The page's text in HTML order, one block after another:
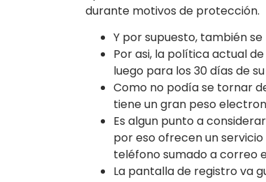
durante motivos de protección.
Y por supuesto, también
Por asi, la política actual
luego para los 30 días de
Como no podía se tornar
tiene un gran peso
Es algun punto a
por eso ofrecen un
teléfono sumado a correo
La pantalla de registro va